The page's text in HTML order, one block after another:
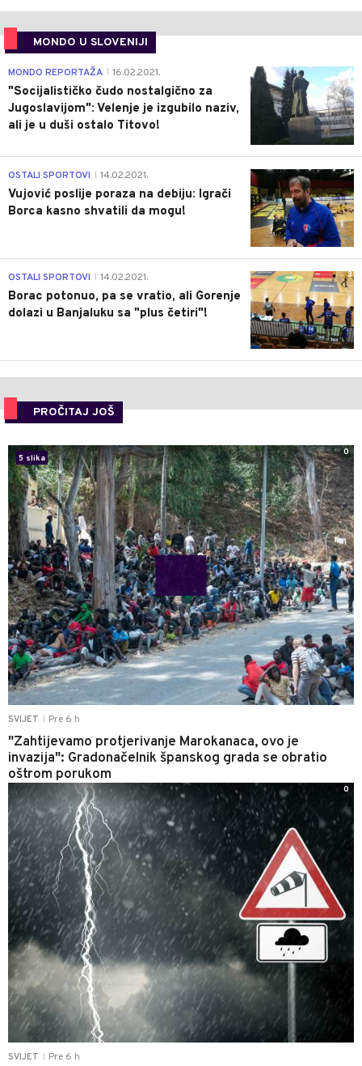
MONDO U SLOVENIJI
4
MONDO REPORTAŽA 16.02.2021.
"Socijalističko čudo nostalgično za
Jugoslavijom": Velenje je izgubilo naziv,
ali je u duši ostalo Titovo!
1
OSTALI SPORTOVI 14.02.2021.
Vujović poslije poraza na debiju: Igrači
Borca kasno shvatili da mogu!
3
OSTALI SPORTOVI 14.02.2021.
Borac potonuo, pa se vratio, ali Gorenje
dolazi u Banjaluku sa "plus četiri"!
PROČITAJ JOŠ
SVIJET Pre 6 h
"Zahtijevamo protjerivanje Marokanaca, ovo je
invazija": Gradonačelnik španskog grada se obratio
oštrom porukom
5 slika
0
SVIJET Pre 6 h
0